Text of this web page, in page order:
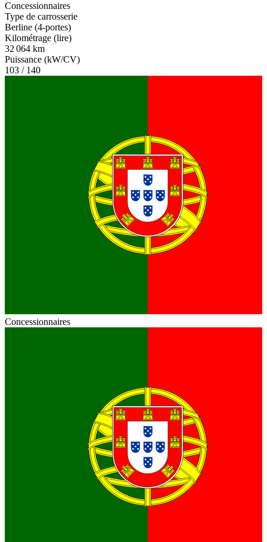
Concessionnaires
Type de carrosserie
Berline (4-portes)
Kilométrage (lire)
32 064 km
Puissance (kW/CV)
103 / 140
Concessionnaires